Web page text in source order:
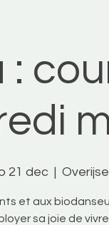
:
21 dec
  |
Overijse
et aux
sa joie de